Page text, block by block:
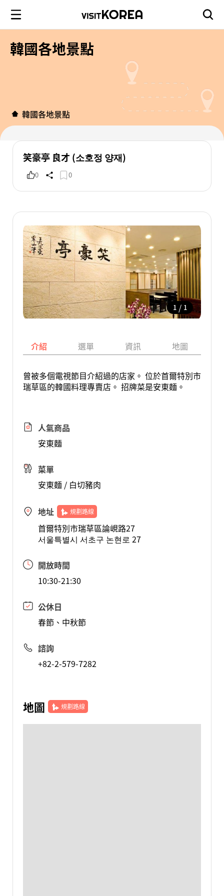
韓國各地景點
韓國各地景點
笑豪亭 良才 (소호정 양재)
0 0
1 / 1
介紹 選單 資訊 地圖
曾被多個電視節目介紹過的店家。 位於首爾特別市
瑞草區的韓國料理專賣店。 招牌菜是安東麵。
人氣商品
安東麵
菜單
安東麵 / 白切豬肉
地址 規劃路線
首爾特別市瑞草區論峴路27
서울특별시 서초구 논현로 27
開放時間
10:30-21:30
公休日
春節、中秋節
諮詢
+82-2-579-7282
地圖 規劃路線